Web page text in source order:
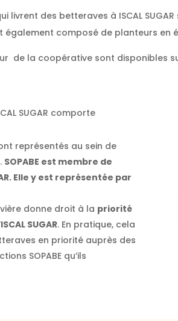
livrent des betteraves à ISCAL
également composé de planteurs
de la coopérative sont disponibles
SUGAR comporte
représentés au sein de
SOPABE est membre de
Elle y est représentée par
donne droit à la priorité
SUGAR. En pratique, cela
en priorité auprès des
SOPABE qu’ils